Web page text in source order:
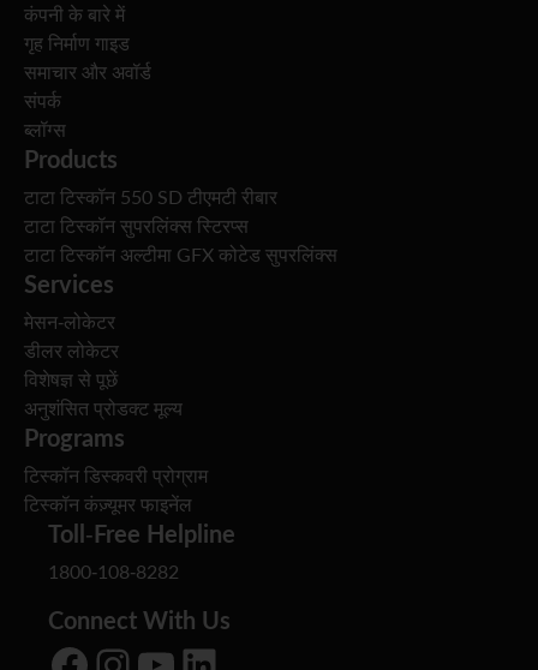
कंपनी के बारे में
गृह निर्माण गाइड
समाचार और अवॉर्ड
संपर्क
ब्लॉग्स
Products
टाटा टिस्कॉन 550 SD टीएमटी रीबार
टाटा टिस्कॉन सुपरलिंक्स स्टिरप्स
टाटा टिस्कॉन अल्टीमा GFX कोटेड सुपरलिंक्स
Services
मेसन-लोकेटर
डीलर लोकेटर
विशेषज्ञ से पूछें
अनुशंसित प्रोडक्ट मूल्य
Programs
टिस्कॉन डिस्कवरी प्रोग्राम
टिस्कॉन कंज़्यूमर फाइनेंल
Toll-Free Helpline
1800-108-8282
Connect With Us